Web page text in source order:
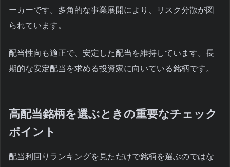
ーカーです。多角的な事業展開により、リスク分散が図
られています。
配当性向も適正で、安定した配当を維持しています。長
期的な安定配当を求める投資家に向いている銘柄です。
高配当銘柄を選ぶときの重要なチェック
ポイント
配当利回りランキングを見ただけで銘柄を選ぶのではな